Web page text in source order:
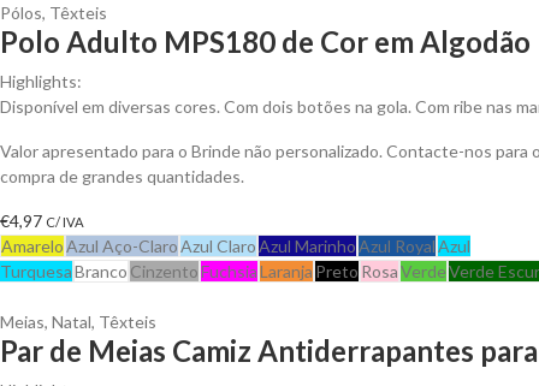
Pólos, Têxteis
Polo Adulto MPS180 de Cor em
Highlights:
Disponível em diversas cores. Com dois botões na gola. Com ribe nas
Valor apresentado para o Brinde não personalizado. Contacte-nos para
compra de grandes quantidades.
€4,97 C/ IVA
AmareloAzul Aço-ClaroAzul ClaroAzul MarinhoAzul RoyalAzul
TurquesaBranco CinzentoFuchsiaLaranja Preto RosaVerdeVerde
Meias, Natal, Têxteis
Par de Meias Camiz Antiderrapantes